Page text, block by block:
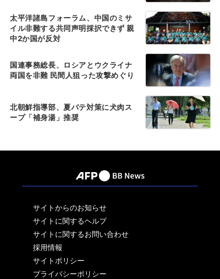
太平洋諸島フォーラム、中国のミサ
イル非難する共同声明採択できず 親
中2か国が反対
国連事務総長、ロシアとウクライナ
両国を非難 民間人狙った攻撃めぐり
北朝鮮指導部、夏バテ対策に犬肉ス
ープ「補身湯」推奨
サイトからのお知らせ
サイトに関するヘルプ
サイトに関するお問い合わせ
採用情報
サイトポリシー
プライバシーポリシー